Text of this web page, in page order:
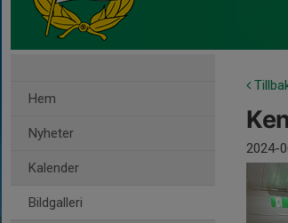
Hem
Nyheter
Kalender
Bildgalleri
2024-